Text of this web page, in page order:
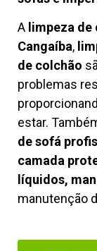
A limpeza
Cangaíba,
de colchão
problemas
estar.
de sofá
camada
líquidos,
manutenção